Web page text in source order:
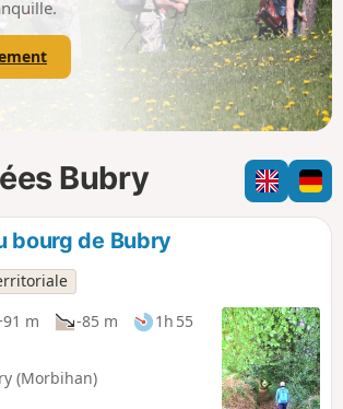
Bubry
bourg de Bubry
m -85 m
1h 55
(Morbihan)